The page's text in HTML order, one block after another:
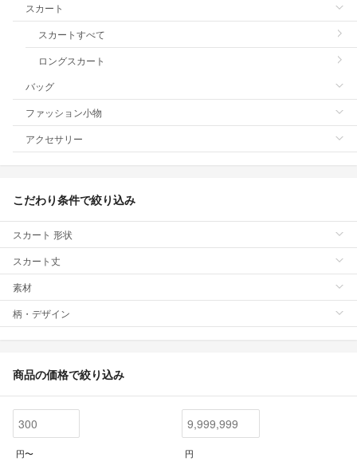
スカート
スカートすべて
ロングスカート
バッグ
ファッション小物
アクセサリー
こだわり条件で絞り込み
スカート 形状
スカート丈
素材
柄・デザイン
商品の価格で絞り込み
円〜 円